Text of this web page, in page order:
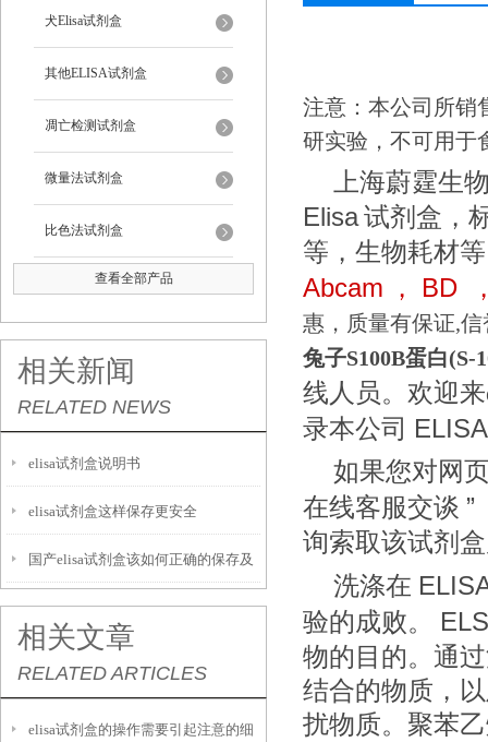
犬Elisa试剂盒
其他ELISA试剂盒
凋亡检测试剂盒
微量法试剂盒
比色法试剂盒
查看全部产品
相关新闻
RELATED NEWS
elisa试剂盒说明书
elisa试剂盒这样保存更安全
国产elisa试剂盒该如何正确的保存及
运输呢？
相关文章
RELATED ARTICLES
elisa试剂盒的操作需要引起注意的细
注意：本公司所销
研实验，不可用于
上海蔚霆生
Elisa试剂盒，
等，生物耗材
Abcam ， BD
惠，质量有保证,
兔子S100B蛋白
线人员。欢迎
录本公司 ELISA
如果您对网
在线客服交谈 ”
询索取该试剂
洗涤在
验的成败。
物的目的。通
结合的物质，
扰物质。聚苯